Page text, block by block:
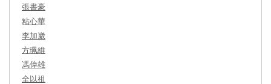
張書豪
粘心華
李加崴
方珮維
馮偉雄
全以祖